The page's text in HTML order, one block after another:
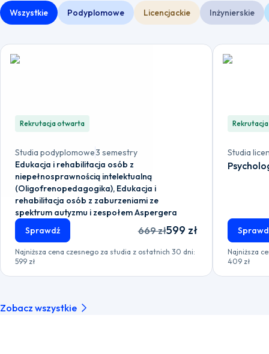
Wszystkie Podyplomowe Licencjackie Inżynierskie
Rekrutacja otwarta
Studia podyplomowe3 semestry
Edukacja i rehabilitacja osób z
niepełnosprawnością intelektualną
(Oligofrenopedagogika), Edukacja i
rehabilitacja osób z zaburzeniami ze
spektrum autyzmu i zespołem Aspergera
Sprawdź
669 zł599 zł
Najniższa cena czesnego za studia z ostatnich 30 dni:
599 zł
Studia
Najniższa
409 zł
Zobacz wszystkie